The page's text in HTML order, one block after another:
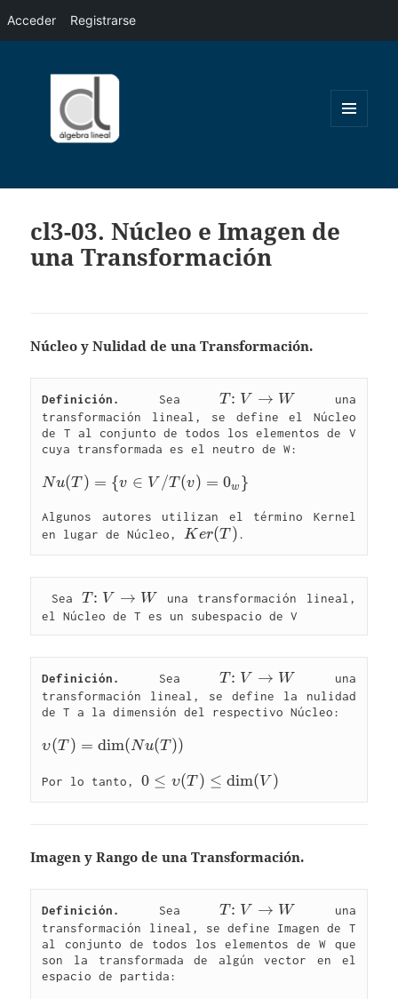
Acceder Registrarse
cl3-03. Núcleo e Imagen de
una Transformación
Núcleo y Nulidad de una Transformación.
Definición. Sea T{:}\
V\rightarrow
W
T : V → W
una
transformación lineal, se define el Núcleo
de T al conjunto de todos los elementos de V
cuya transformada es el neutro de W:
Nu(T)=\left\
V/T(v)=
{{0}_{w}}
\right\}
Nu(T ) = {v ∈ V /T (v) = 0w }
Algunos autores utilizan el término Kernel
en lugar de Núcleo, Ker(T)
Ker(T )
Sea T{:}\
V\rightarrow
W
T : V → W
una transformación lineal,
Definición. Sea T{:}\
V\rightarrow
W
T : V → W
una
transformación lineal, se define la nulidad
de T a la dimensión del respectivo Núcleo:
\upsilon
υ(T ) = dim(Nu(T ))
Por lo tanto, 0\le
\upsilon
0 ≤ υ(T ) ≤ dim( V )
Imagen y Rango de una Transformación.
Definición. Sea T{:}\
V\rightarrow
W
T : V → W
una
transformación lineal, se define Imagen de T
al conjunto de todos los elementos de W que
son la transformada de algún vector en el
espacio de partida: